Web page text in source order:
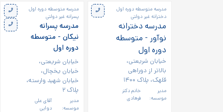
مدرسه متوسطه دوره اول
دخترانه غیر دولتی
مدرسه دخترانه
نوآور - متوسطه
دوره اول
خیابان شریعتی،
بالاتر از دوراهی
قلهک، پلاک ۱۴۰۰
مدیر
موسسه:
خانم دکتر
فرهادی
مدرسه متوسطه دوره اول
پسرانه غیر دولتی
مدرسه پسرانه
نیکان - متوسطه
دوره اول
خیابان شریعتی،
خیابان یخچال،
خیابان شهید وارسته،
پلاک ۲
مدیر
موسسه:
آقای علی
دوایی